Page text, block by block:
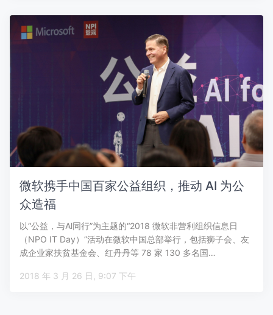
微软携手中国百家公益组织，推动 AI 为公
众造福
以“公益，与Al同行”为主题的“2018 微软非营利组织信息日
（NPO IT Day）”活动在微软中国总部举行，包括狮子会、友
成企业家扶贫基金会、红丹丹等 78 家 130 多名国…
2018 年 3 月 26 日, 9:07 下午